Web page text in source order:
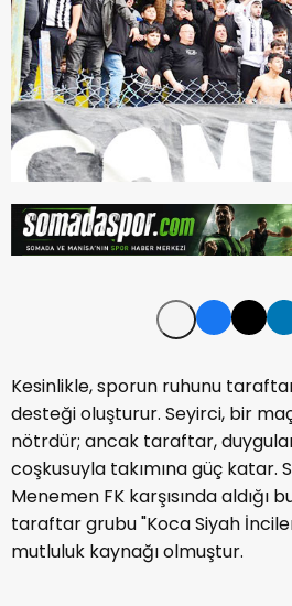
Kesinlikle, sporun ruhunu
desteği oluşturur. Seyirci, bir
nötrdür; ancak taraftar,
coşkusuyla takımına güç katar.
Menemen FK karşısında aldığı
taraftar grubu "Koca Siyah
mutluluk kaynağı olmuştur.